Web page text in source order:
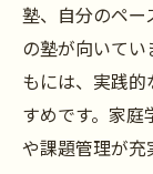
塾、自分のペ
の塾が向いて
もには、実践
すめです。家
や課題管理が充